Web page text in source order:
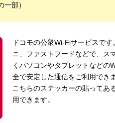
部）
ドコモの公衆Wi-Fiサービスで
ニ、ファストフードなどで、ス
くパソコンやタブレットなどの
全で安定した通信をご利用できま
こちらのステッカーの貼ってあ
用できます。